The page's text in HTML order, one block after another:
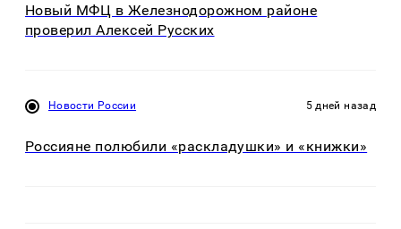
Новый МФЦ в Железнодорожном районе
проверил Алексей Русских
Новости России 5 дней назад
Россияне полюбили «раскладушки» и «книжки»